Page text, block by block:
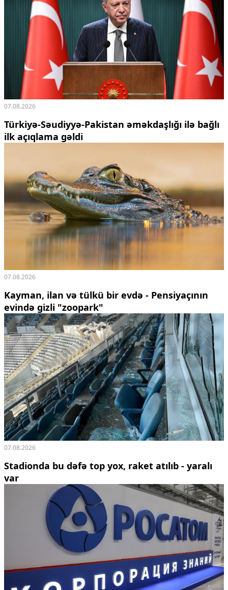
07.08.2026
Türkiyə-Səudiyyə-Pakistan əməkdaşlığı ilə bağlı
ilk açıqlama gəldi
07.08.2026
Kayman, ilan və tülkü bir evdə - Pensiyaçının
evində gizli "zoopark"
07.08.2026
Stadionda bu dəfə top yox, raket atılıb - yaralı
var